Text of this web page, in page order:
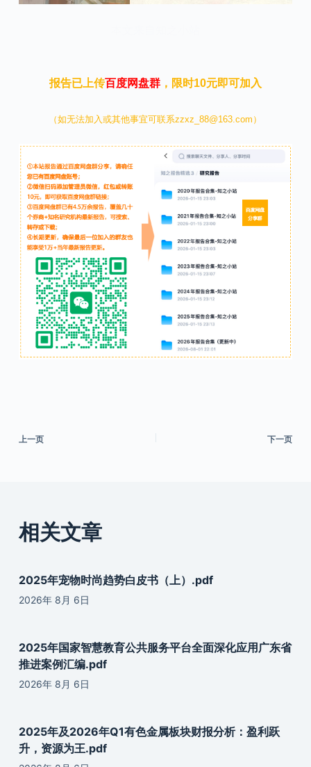
报告已上传百度网盘群，限时10元即可加入
（如无法加入或其他事宜可联系zzxz_88@163.com）
上一页 下一页
相关文章
2025年宠物时尚趋势白皮书（上）.pdf
2026年 8月 6日
2025年国家智慧教育公共服务平台全面深化应用广东省
推进案例汇编.pdf
2026年 8月 6日
2025年及2026年Q1有色金属板块财报分析：盈利跃
升，资源为王.pdf